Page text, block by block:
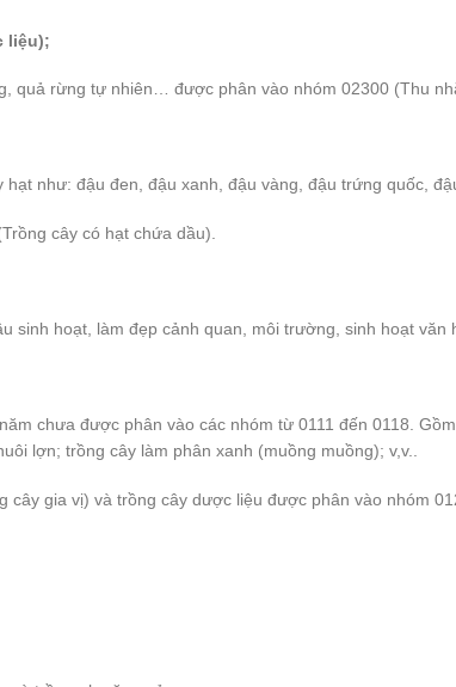
liệu);
quả rừng tự nhiên… được phân vào nhóm 02300 (Thu
như: đậu đen, đậu xanh, đậu vàng, đậu trứng quốc,
cây có hạt chứa dầu).
sinh hoạt, làm đẹp cảnh quan, môi trường, sinh hoạt văn
chưa được phân vào các nhóm từ 0111 đến 0118.
lợn; trồng cây làm phân xanh (muồng muồng); v,v..
cây gia vị) và trồng cây dược liệu được phân vào nhóm